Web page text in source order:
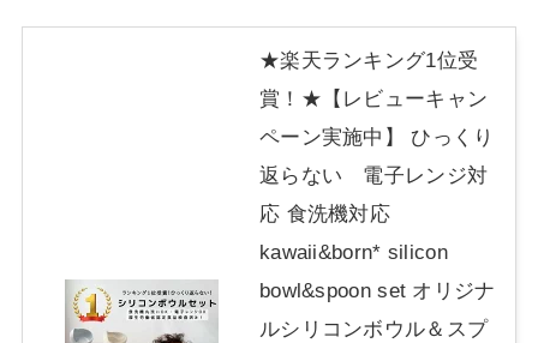
★楽天ランキング1位受
賞！★【レビューキャン
ペーン実施中】 ひっくり
返らない 電子レンジ対
応 食洗機対応
kawaii&born* silicon
bowl&spoon set オリジナ
ルシリコンボウル＆スプ